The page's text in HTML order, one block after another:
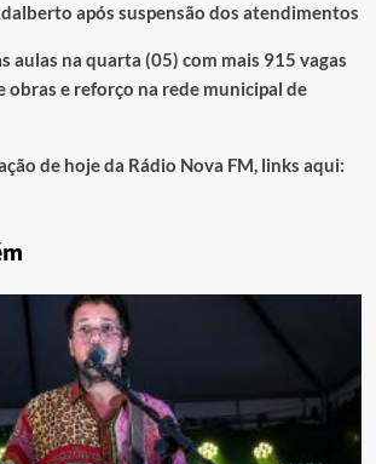
após suspensão dos atendimentos
aulas na quarta (05) com mais 915 vagas
obras e reforço na rede municipal de
de hoje da Rádio Nova FM, links aqui: